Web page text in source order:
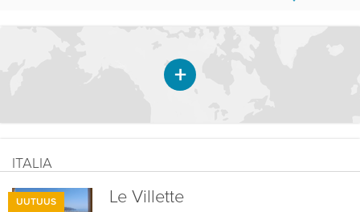
ITALIA
UUTUUS Le Villette